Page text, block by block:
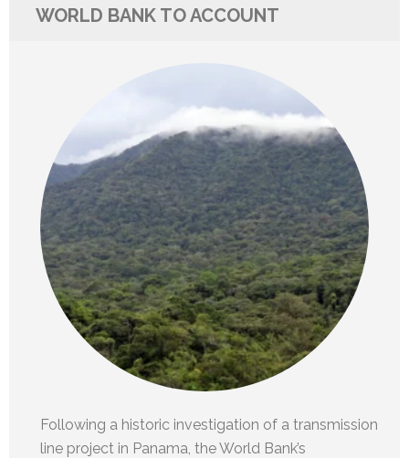
WORLD BANK TO ACCOUNT
Following a historic investigation of a transmission
line project in Panama, the World Bank’s